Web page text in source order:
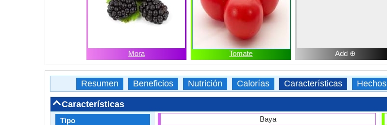
Mora Tomate Add ⊕
Resumen Beneficios Nutrición Calorías Características Hechos
Características
Tipo Baya